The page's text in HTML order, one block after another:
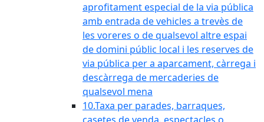
aprofitament especial de la via pública
amb entrada de vehicles a trevès de
les voreres o de qualsevol altre espai
de domini públic local i les reserves de
via pública per a aparcament, càrrega i
descàrrega de mercaderies de
qualsevol mena
10.Taxa per parades, barraques,